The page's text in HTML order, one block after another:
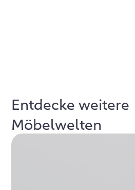
Entdecke weitere
Möbelwelten